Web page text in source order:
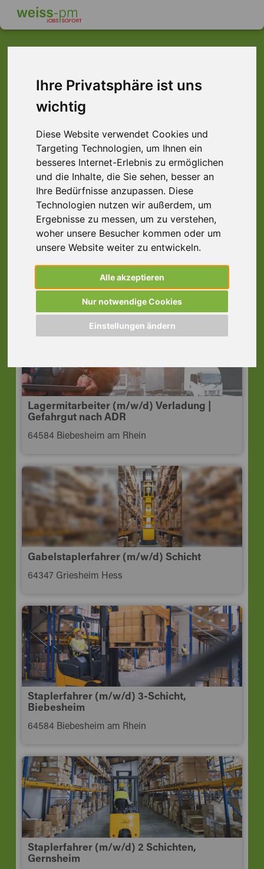
Ihre Privatsphäre ist uns
wichtig
Diese Website verwendet Cookies und
Targeting Technologien, um Ihnen ein
besseres Internet-Erlebnis zu ermöglichen
und die Inhalte, die Sie sehen, besser an
Ihre Bedürfnisse anzupassen. Diese
Technologien nutzen wir außerdem, um
Ergebnisse zu messen, um zu verstehen,
woher unsere Besucher kommen oder um
unsere Website weiter zu entwickeln.
Alle akzeptieren
Nur notwendige Cookies
Einstellungen ändern
Dieser Job ist leider
nicht mehr verfügbar ...
... aber vielleicht ist hier etwas dabei:
Lagermitarbeiter (m/w/d) Staplerschein,
Pfungstadt
64319 Pfungstadt
Lagermitarbeiter (m/w/d) Verladung |
Gefahrgut nach ADR
64584 Biebesheim am Rhein
Gabelstaplerfahrer (m/w/d) Schicht
64347 Griesheim Hess
Staplerfahrer (m/w/d) 3-Schicht,
Biebesheim
64584 Biebesheim am Rhein
Staplerfahrer (m/w/d) 2 Schichten,
Gernsheim